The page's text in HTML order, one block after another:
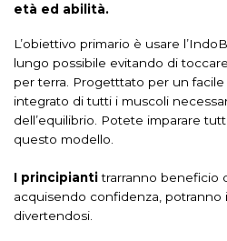
età ed abilità.
L’obiettivo primario è usare
lungo possibile evitando di
per terra. Progetttato per un
integrato di tutti i muscoli
dell’equilibrio. Potete imparare
questo modello.
I principiantitrarranno beneficio
acquisendo confidenza, potranno
divertendosi.